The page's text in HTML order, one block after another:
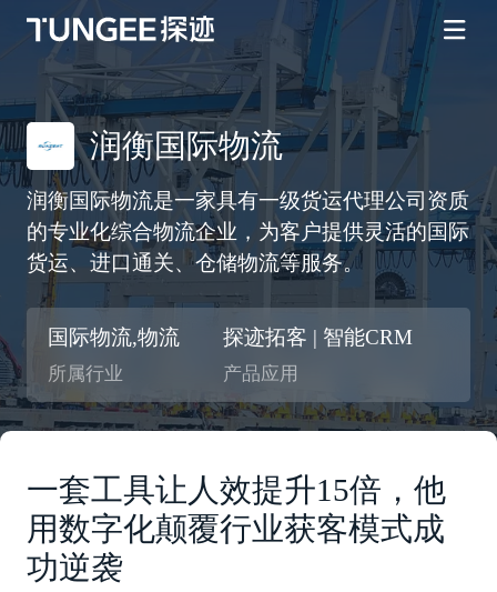
润衡国际物流
润衡国际物流是一家具有一级货运代理公司资质
的专业化综合物流企业，为客户提供灵活的国际
货运、进口通关、仓储物流等服务。
国际物流,物流
所属行业
探迹拓客 | 智能CRM
产品应用
一套工具让人效提升15倍，他
用数字化颠覆行业获客模式成
功逆袭